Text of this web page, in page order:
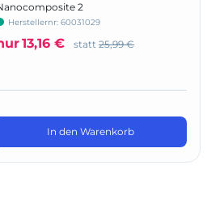
2
Herstellernr: 60031029
13,16 € statt 25,99 €
In den Warenkorb